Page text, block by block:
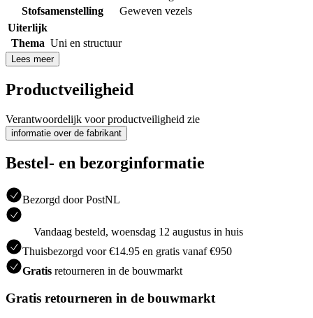
Stofsamenstelling
Geweven vezels
Uiterlijk
Thema Uni en structuur
Lees meer
Productveiligheid
Verantwoordelijk voor productveiligheid zie
informatie over de fabrikant
Bestel- en bezorginformatie
Bezorgd door PostNL
Vandaag besteld, woensdag 12 augustus in huis
Thuisbezorgd voor €14.95 en gratis vanaf €950
Gratis retourneren in de bouwmarkt
Gratis retourneren in de bouwmarkt